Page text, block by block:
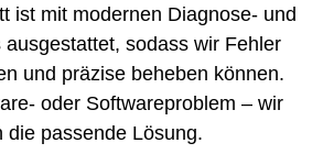
ist mit modernen Diagnose- und
ausgestattet, sodass wir Fehler
und präzise beheben können.
oder Softwareproblem – wir
die passende Lösung.